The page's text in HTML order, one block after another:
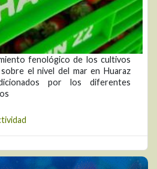
fenológico de los cultivos
el nivel del mar en Huaraz
por los diferentes